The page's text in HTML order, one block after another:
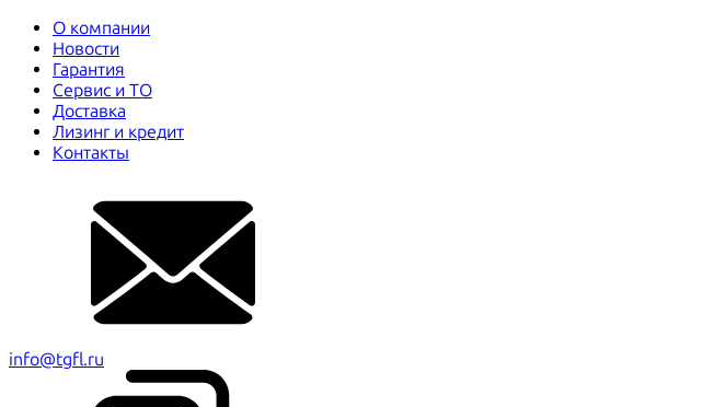
О компании
Новости
Гарантия
Сервис и ТО
Доставка
Лизинг и кредит
Контакты
info@tgfl.ru